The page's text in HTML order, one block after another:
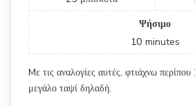
Ψήσιμο
10 minutes
Mε τις αναλογίες αυτές, φτιάχνω
μεγάλο ταψί δηλαδή.